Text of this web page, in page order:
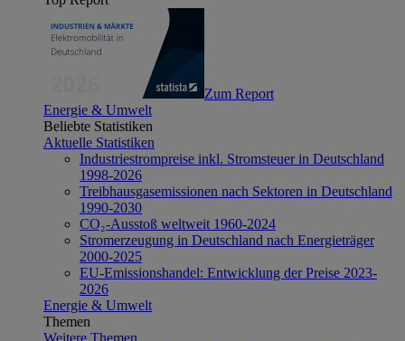
Zum Report
Energie & Umwelt
Beliebte Statistiken
Aktuelle Statistiken
Industriestrompreise inkl. Stromsteuer in Deutschland
1998-2026
Treibhausgasemissionen nach Sektoren in Deutschland
1990-2030
CO₂-Ausstoß weltweit 1960-2024
Stromerzeugung in Deutschland nach Energieträger
2000-2025
EU-Emissionshandel: Entwicklung der Preise 2023-
2026
Energie & Umwelt
Themen
Weitere Themen